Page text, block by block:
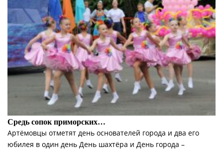
Средь сопок приморских…
Артёмовцы отметят день основателей города и два его
юбилея в один день День шахтёра и День города –